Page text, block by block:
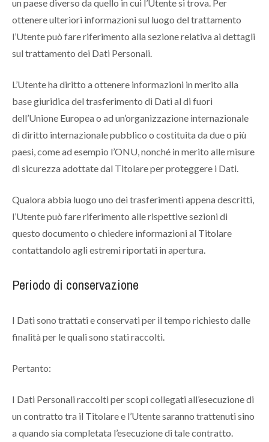
un paese diverso da quello in cui l’Utente si trova. Per
ottenere ulteriori informazioni sul luogo del trattamento
l’Utente può fare riferimento alla sezione relativa ai dettagli
sul trattamento dei Dati Personali.
L’Utente ha diritto a ottenere informazioni in merito alla
base giuridica del trasferimento di Dati al di fuori
dell’Unione Europea o ad un’organizzazione internazionale
di diritto internazionale pubblico o costituita da due o più
paesi, come ad esempio l’ONU, nonché in merito alle misure
di sicurezza adottate dal Titolare per proteggere i Dati.
Qualora abbia luogo uno dei trasferimenti appena descritti,
l’Utente può fare riferimento alle rispettive sezioni di
questo documento o chiedere informazioni al Titolare
contattandolo agli estremi riportati in apertura.
Periodo di conservazione
I Dati sono trattati e conservati per il tempo richiesto dalle
finalità per le quali sono stati raccolti.
Pertanto:
I Dati Personali raccolti per scopi collegati all’esecuzione di
un contratto tra il Titolare e l’Utente saranno trattenuti sino
a quando sia completata l’esecuzione di tale contratto.